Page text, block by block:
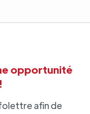
opportunité
afin de